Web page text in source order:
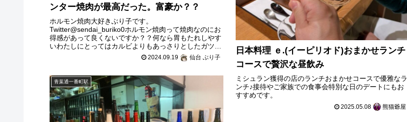
日本料理 ｅ.(イーピリオド)おまかせランチ
コースで贅沢な昼飲み
ミシュラン獲得の店のランチおまかせコースで優雅なラ
ンチ♪接待やご家族での食事会特別な日のデートにもお
すすめです。
2025.05.08 熊猫爺屋
ンター焼肉が最高だった。富豪か？？
ホルモン焼肉大好きぶり子です。
Twitter@sendai_buriko0ホルモン焼肉って焼肉なのにお
得感があって良くないですか？？何なら胃もたれしやす
いわたしにとってはカルビよりもあっさりとしたガツや
ハツの方が魅力的。今回紹介するお店は、
2024.09.19 仙台 ぶり子
青葉通一番町駅